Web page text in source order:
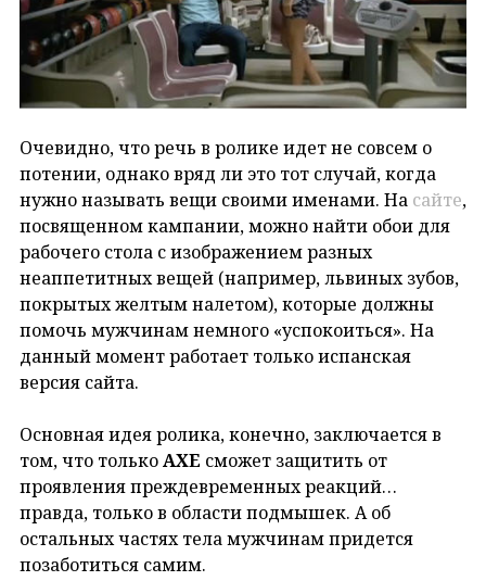
Очевидно, что речь в ролике идет не совсем о
потении, однако вряд ли это тот случай, когда
нужно называть вещи своими именами. На сайте,
посвященном кампании, можно найти обои для
рабочего стола с изображением разных
неаппетитных вещей (например, львиных зубов,
покрытых желтым налетом), которые должны
помочь мужчинам немного «успокоиться». На
данный момент работает только испанская
версия сайта.
Основная идея ролика, конечно, заключается в
том, что толькоAXE сможет защитить от
проявления преждевременных реакций…
правда, только в области подмышек. А об
остальных частях тела мужчинам придется
позаботиться самим.